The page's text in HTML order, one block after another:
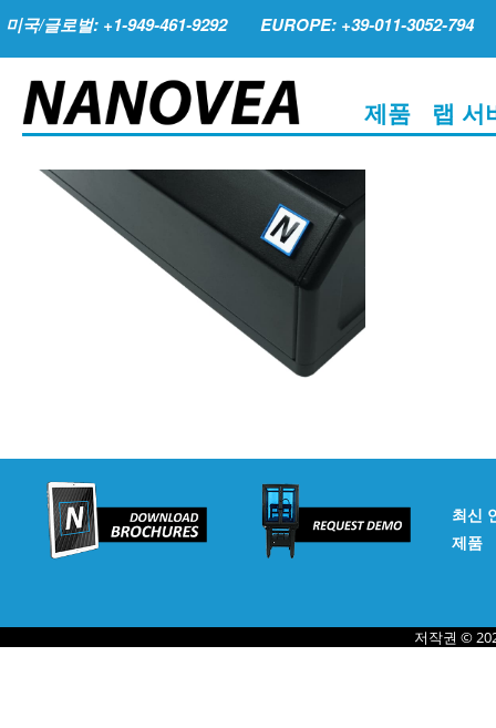
미국/글로벌: +1-949-461-9292 EUROPE: +39-011-3052-794
제품 랩 서
최신
제품
저작권 ©